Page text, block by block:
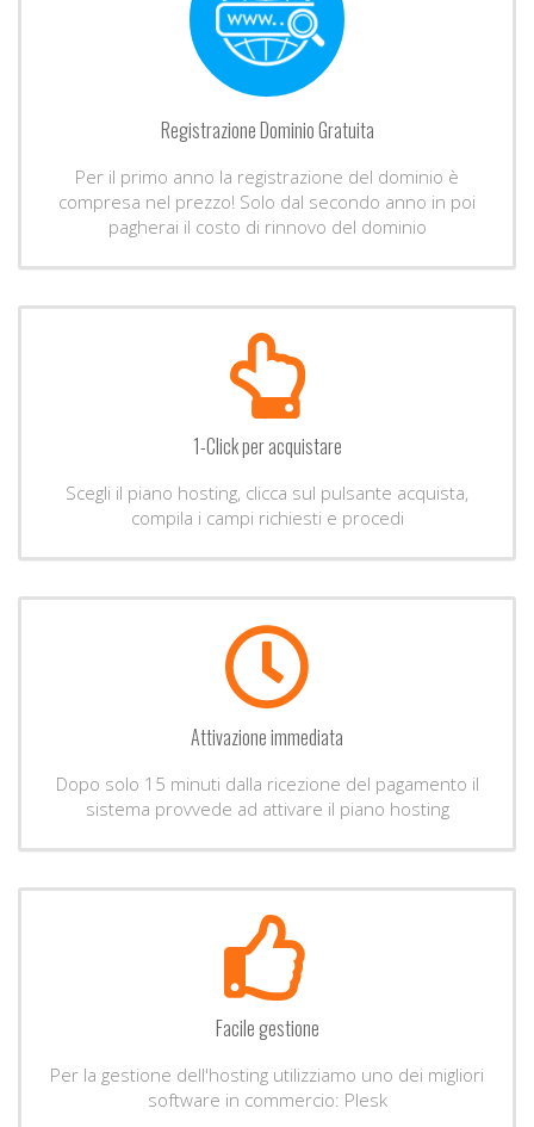
Registrazione Dominio Gratuita
Per il primo anno la registrazione del dominio è
compresa nel prezzo! Solo dal secondo anno in poi
pagherai il costo di rinnovo del dominio
1-Click per acquistare
Scegli il piano hosting, clicca sul pulsante acquista,
compila i campi richiesti e procedi
Attivazione immediata
Dopo solo 15 minuti dalla ricezione del pagamento il
sistema provvede ad attivare il piano hosting
Facile gestione
Per la gestione dell'hosting utilizziamo uno dei migliori
software in commercio: Plesk